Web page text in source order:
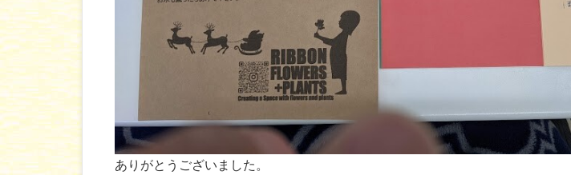
ありがとうございました。